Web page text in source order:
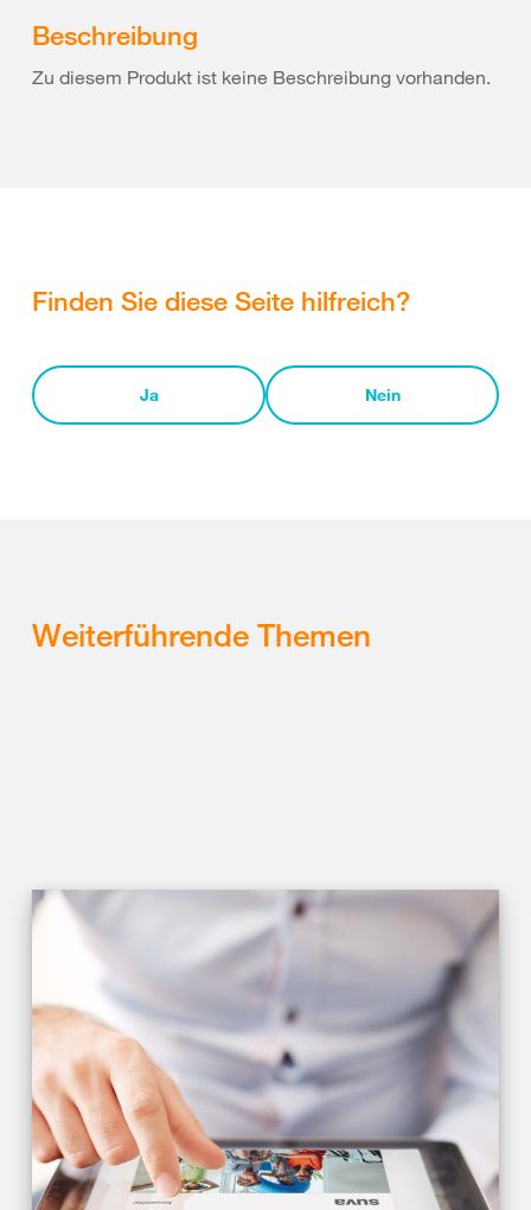
Beschreibung
Zu diesem Produkt ist keine Beschreibung vorhanden.
Finden Sie diese Seite hilfreich?
Ja Nein
Weiterführende Themen